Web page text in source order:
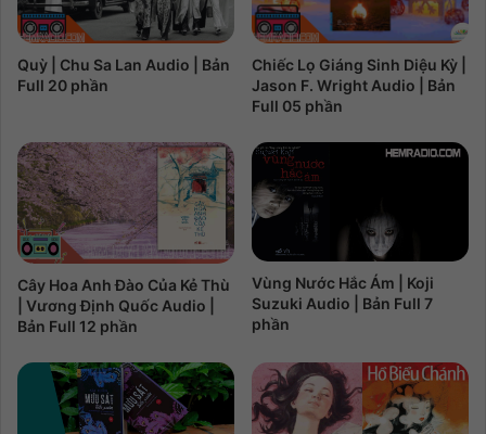
Quỳ | Chu Sa Lan Audio | Bản
Full 20 phần
Chiếc Lọ Giáng Sinh Diệu Kỳ |
Jason F. Wright Audio | Bản
Full 05 phần
Cây Hoa Anh Đào Của Kẻ Thù
| Vương Định Quốc Audio |
Bản Full 12 phần
Vùng Nước Hắc Ám | Koji
Suzuki Audio | Bản Full 7
phần